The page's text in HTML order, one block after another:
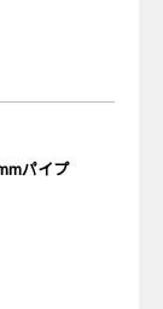
パイプ